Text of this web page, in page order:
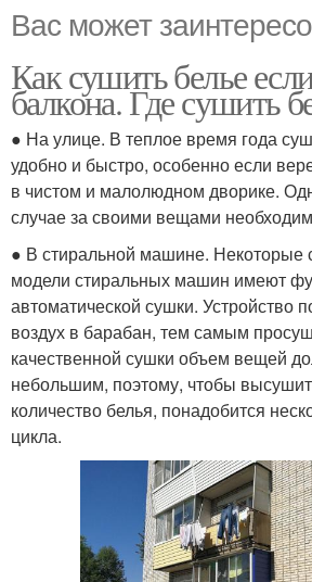
Вас может
Как сушить белье
балкона. Где сушить
● На улице. В теплое время года
удобно и быстро, особенно если
в чистом и малолюдном дворике.
случае за своими вещами
● В стиральной машине. Некоторые
модели стиральных машин имеют
автоматической сушки. Устройство
воздух в барабан, тем самым
качественной сушки объем вещей
небольшим, поэтому, чтобы
количество белья, понадобится
цикла.